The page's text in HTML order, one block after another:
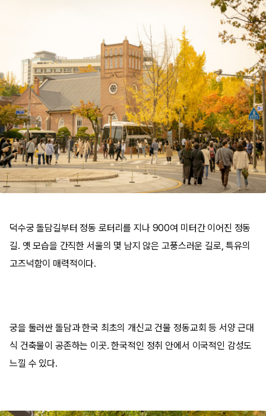
덕수궁 돌담길부터 정동 로터리를 지나 900여 미터간 이어진 정동
길. 옛 모습을 간직한 서울의 몇 남지 않은 고풍스러운 길로, 특유의
고즈넉함이 매력적이다.
궁을 둘러싼 돌담과 한국 최초의 개신교 건물 정동교회 등 서양 근대
식 건축물이 공존하는 이곳. 한국적인 정취 안에서 이국적인 감성도
느낄 수 있다.